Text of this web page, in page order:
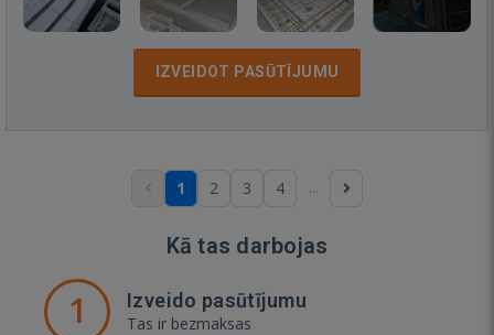
IZVEIDOT PASŪTĪJUMU
1 2 3 4 ...
Kā tas darbojas
1 Izveido pasūtījumu
Tas ir bezmaksas